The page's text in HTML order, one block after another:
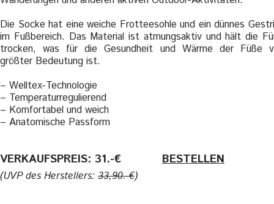
Die Socke hat eine weiche Frotteesohle und ein dünnes
im Fußbereich. Das Material ist atmungsaktiv und hält die
trocken, was für die Gesundheit und Wärme der Füße
größter Bedeutung ist.
– Welltex-Technologie
– Temperaturregulierend
– Komfortabel und weich
– Anatomische Passform
VERKAUFSPREIS: 31.-€ BESTELLEN
(UVP des Herstellers: 33,90.-€)